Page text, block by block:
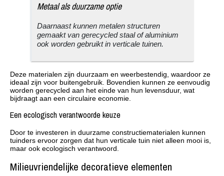
Metaal als duurzame optie
Daarnaast kunnen metalen structuren
gemaakt van gerecycled staal of aluminium
ook worden gebruikt in verticale tuinen.
Deze materialen zijn duurzaam en weerbestendig, waardoor ze
ideaal zijn voor buitengebruik. Bovendien kunnen ze eenvoudig
worden gerecycled aan het einde van hun levensduur, wat
bijdraagt aan een circulaire economie.
Een ecologisch verantwoorde keuze
Door te investeren in duurzame constructiematerialen kunnen
tuinders ervoor zorgen dat hun verticale tuin niet alleen mooi is,
maar ook ecologisch verantwoord.
Milieuvriendelijke decoratieve elementen